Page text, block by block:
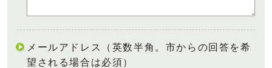
メールアドレス（英数半角。市からの回答を希
望される場合は必須）